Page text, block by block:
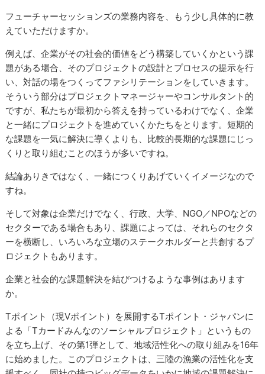
フューチャーセッションズの業務内容を、もう少し具体的に教
えていただけますか。
例えば、企業がその社会的価値をどう構築していくかという課
題がある場合、そのプロジェクトの設計とプロセスの提示を行
い、対話の場をつくってファシリテーションをしていきます。
そういう部分はプロジェクトマネージャーやコンサルタント的
ですが、私たちが最初から答えを持っているわけでなく、企業
と一緒にプロジェクトを進めていくかたちをとります。短期的
な課題を一気に解決に導くよりも、比較的長期的な課題にじっ
くりと取り組むことのほうが多いですね。
結論ありきではなく、一緒につくりあげていくイメージなので
すね。
そして対象は企業だけでなく、行政、大学、NGO／NPOなどの
セクターである場合もあり、課題によっては、それらのセクタ
ーを横断し、いろいろな立場のステークホルダーと共創するプ
ロジェクトもあります。
企業と社会的な課題解決を結びつけるような事例はあります
か。
Tポイント（現Vポイント）を展開するTポイント・ジャパンに
よる「Tカードみんなのソーシャルプロジェクト」というもの
を立ち上げ、その第1弾として、地域活性化への取り組みを16年
に始めました。このプロジェクトは、三陸の漁業の活性化を支